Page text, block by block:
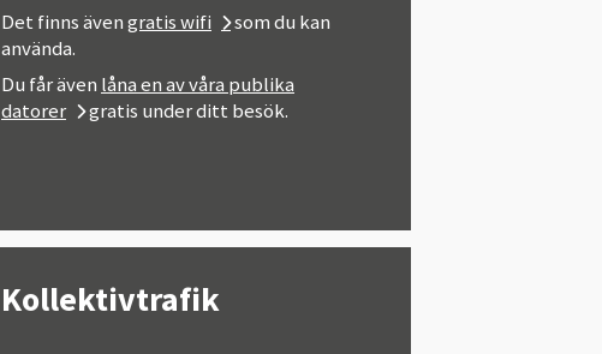
Det finns ävengratis wifi
som du kan
använda.
Du får även låna en av våra publika
datorer
gratis under ditt besök.
Kollektivtrafik